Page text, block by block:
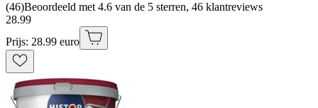
(46)Beoordeeld met 4.6 van de 5 sterren, 46 klantreviews
28.99
Prijs: 28.99 euro